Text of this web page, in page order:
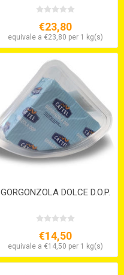
€23,80
equivale a €23,80 per 1 kg(s)
GORGONZOLA DOLCE D.O.P.
€14,50
equivale a €14,50 per 1 kg(s)